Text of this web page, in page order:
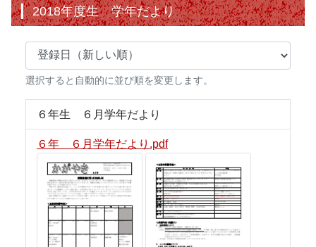
2018年度生 学年だより
選択すると自動的に並び順を変更します。
６年生 ６月学年だより
６年 ６月学年だより.pdf